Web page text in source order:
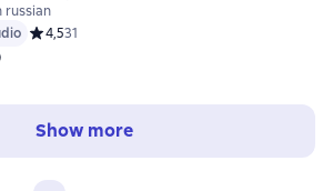
russian
Средний рейтинг 4,5 на основе 31 оценок
4,531
Show more